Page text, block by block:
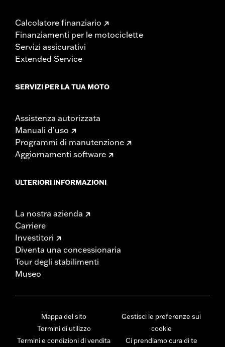
Calcolatore finanziario
Finanziamenti per le motociclette
Servizi assicurativi
Extended Service
SERVIZI PER LA TUA MOTO
Assistenza autorizzata
Manuali d’uso
Programmi di manutenzione
Aggiornamenti software
ULTERIORI INFORMAZIONI
La nostra azienda
Carriere
Investitori
Diventa una concessionaria
Tour degli stabilimenti
Museo
Mappa del sito
Termini di utilizzo
Termini e condizioni di vendita
Gestisci le preferenze sui
cookie
Ci prendiamo cura di te